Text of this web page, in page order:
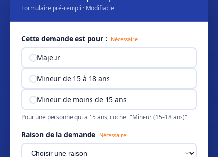
Formulaire pré-rempli · Modifiable
Cette demande est pour : Nécessaire
Majeur
Mineur de 15 à 18 ans
Mineur de moins de 15 ans
Pour une personne qui a 15 ans, cocher "Mineur (15–18 ans)"
Raison de la demande Nécessaire